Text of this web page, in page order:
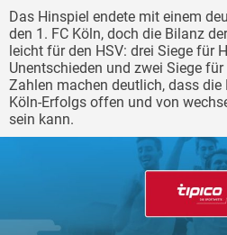
Das Hinspiel endete mit einem
den 1. FC Köln, doch die Bilanz
leicht für den HSV: drei Siege für
Unentschieden und zwei Siege
Zahlen machen deutlich, dass
Köln-Erfolgs offen und von
sein kann.